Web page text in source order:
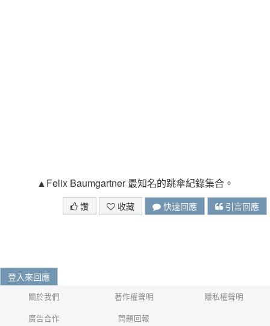
▲Felix Baumgartner 最知名的跳傘紀錄集合。
讚 收藏 快速回應 引言回應
登入來回應
關於我們 著作權聲明
隱私權聲明
廣告合作
問題回報